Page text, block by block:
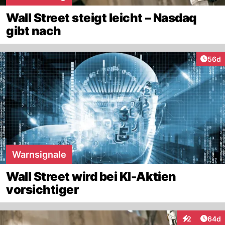
Wall Street steigt leicht – Nasdaq
gibt nach
56d
Warnsignale
Wall Street wird bei KI-Aktien
vorsichtiger
2
Interaktionen
64d